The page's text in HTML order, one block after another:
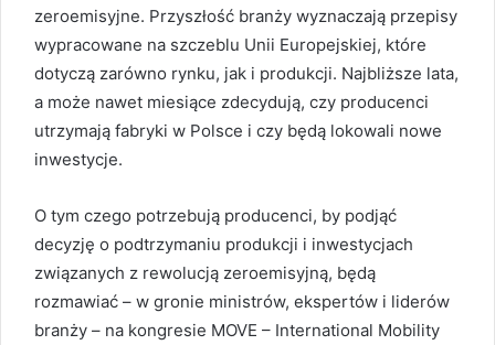
zeroemisyjne. Przyszłość branży wyznaczają przepisy
wypracowane na szczeblu Unii Europejskiej, które
dotyczą zarówno rynku, jak i produkcji. Najbliższe lata,
a może nawet miesiące zdecydują, czy producenci
utrzymają fabryki w Polsce i czy będą lokowali nowe
inwestycje.
O tym czego potrzebują producenci, by podjąć
decyzję o podtrzymaniu produkcji i inwestycjach
związanych z rewolucją zeroemisyjną, będą
rozmawiać – w gronie ministrów, ekspertów i liderów
branży – na kongresie MOVE – International Mobility